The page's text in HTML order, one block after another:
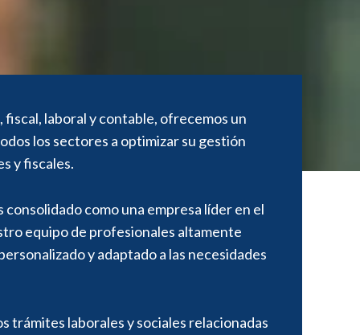
laboral y contable, ofrecemos un
los sectores a optimizar su gestión
y fiscales.
como una empresa líder en el
equipo de profesionales altamente
y adaptado a las necesidades
trámites laborales y sociales relacionadas